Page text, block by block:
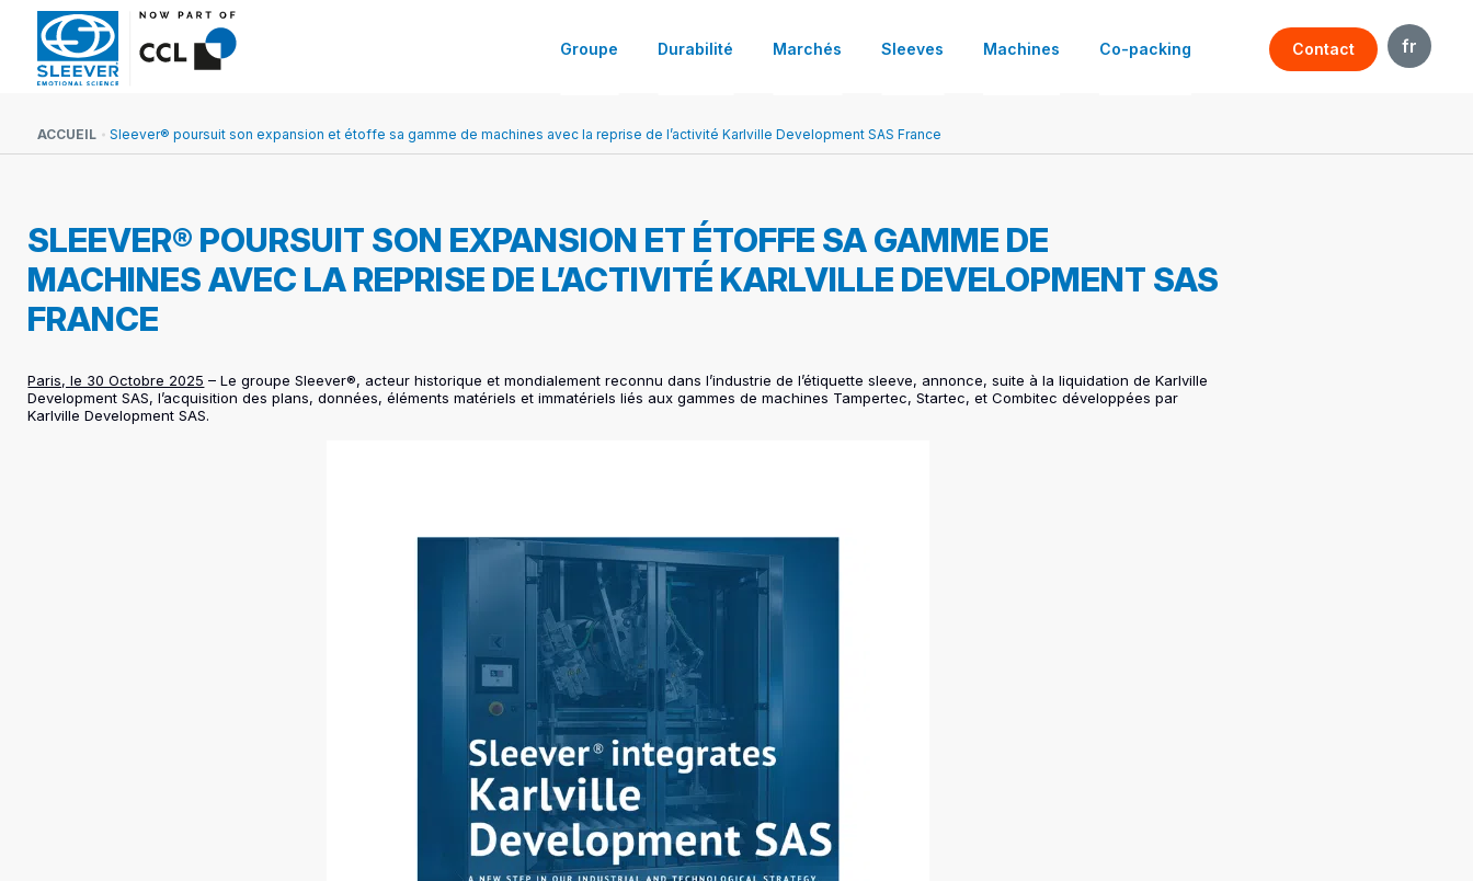
Groupe
A propos
Carrières
Actualités
Durabilité
Partenaire d’une croissance durable
Marchés
Laitier
Alimentaire
Entretien de la maison
Beauté
Pharmaceutique
Sleeves
Habillage
Sécurisation
Promotion
Machines
Machines clé en main
Machines autonomes
Services machines
Co-packing
Conditionnement à façon
Contact
fr
ACCUEIL Sleever® poursuit son expansion et étoffe sa gamme de machines avec la reprise de l’activité Karlville Development SAS France
SLEEVER® POURSUIT SON EXPANSION ET ÉTOFFE SA GAMME DE
MACHINES AVEC LA REPRISE DE L’ACTIVITÉ KARLVILLE DEVELOPMENT SAS
FRANCE
Paris, le 30 Octobre 2025 – Le groupe Sleever®, acteur historique et mondialement reconnu dans l’industrie de l’étiquette sleeve, annonce, suite à la liquidation de Karlville
Development SAS, l’acquisition des plans, données, éléments matériels et immatériels liés aux gammes de machines Tampertec, Startec, et Combitec développées par
Karlville Development SAS.